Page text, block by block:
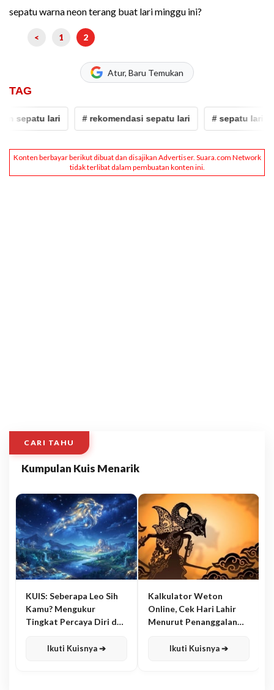
sepatu warna neon terang buat lari minggu ini?
< 1 2
Atur, Baru Temukan
TAG
lari # rekomendasi sepatu lari # sepatu lari
CARI TAHU
Kumpulan Kuis Menarik
KUIS: Seberapa Leo Sih
Kamu? Mengukur
Tingkat Percaya Diri dan
Ikuti Kuisnya ➔
Kalkulator Weton
Online, Cek Hari Lahir
Menurut Penanggalan
Ikuti Kuisnya ➔